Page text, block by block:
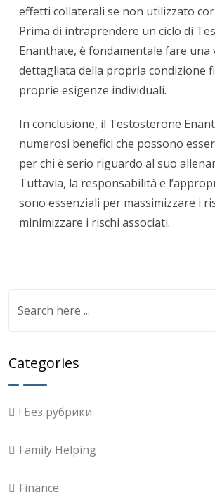
effetti collaterali se non utilizzato
Prima di intraprendere un ciclo di
Enanthate, è fondamentale fare una
dettagliata della propria condizione
proprie esigenze individuali.
In conclusione, il Testosterone
numerosi benefici che possono
per chi è serio riguardo al suo
Tuttavia, la responsabilità e
sono essenziali per massimizzare i
minimizzare i rischi associati.
Categories
! Без рубрики
Family Helping
Finance